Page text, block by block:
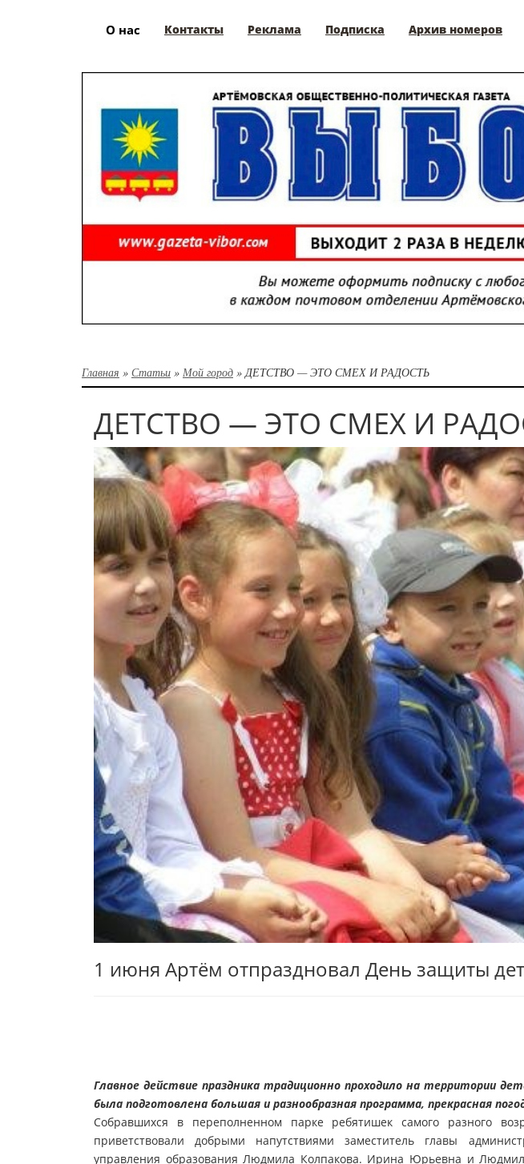
О нас Контакты Реклама Подписка Архив номеров
Главная » Статьи » Мой город » ДЕТСТВО — ЭТО СМЕХ И РАДОСТЬ
ДЕТСТВО — ЭТО СМЕХ И
1 июня Артём отпраздновал День защиты
Главное действие праздника традиционно проходило на территории
была подготовлена большая и разнообразная программа, прекрасная
Собравшихся в переполненном парке ребятишек самого разного
приветствовали добрыми напутствиями заместитель главы
управления образования Людмила Колпакова. Ирина Юрьевна и